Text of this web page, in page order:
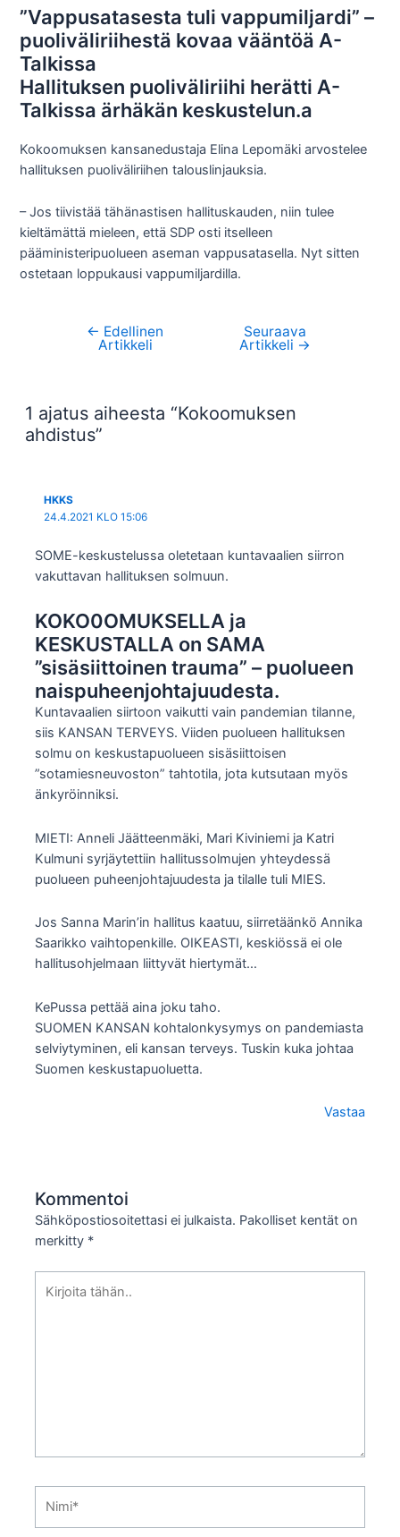
”Vappusatasesta tuli vappumiljardi” –
puoliväliriihestä kovaa vääntöä A-
Talkissa
Hallituksen puoliväliriihi herätti A-
Talkissa ärhäkän keskustelun.a
Kokoomuksen kansanedustaja Elina Lepomäki arvostelee
hallituksen puoliväliriihen talouslinjauksia.
– Jos tiivistää tähänastisen hallituskauden, niin tulee
kieltämättä mieleen, että SDP osti itselleen
pääministeripuolueen aseman vappusatasella. Nyt sitten
ostetaan loppukausi vappumiljardilla.
Artikkelien
← Edellinen
Artikkeli
Seuraava
Artikkeli →
1 ajatus aiheesta “Kokoomuksen
ahdistus”
HKKS
24.4.2021 KLO 15:06
SOME-keskustelussa oletetaan kuntavaalien siirron
vakuttavan hallituksen solmuun.
KOKO0OMUKSELLA ja
KESKUSTALLA on SAMA
”sisäsiittoinen trauma” – puolueen
naispuheenjohtajuudesta.
Kuntavaalien siirtoon vaikutti vain pandemian tilanne,
siis KANSAN TERVEYS. Viiden puolueen hallituksen
solmu on keskustapuolueen sisäsiittoisen
”sotamiesneuvoston” tahtotila, jota kutsutaan myös
änkyröinniksi.
MIETI: Anneli Jäätteenmäki, Mari Kiviniemi ja Katri
Kulmuni syrjäytettiin hallitussolmujen yhteydessä
puolueen puheenjohtajuudesta ja tilalle tuli MIES.
Jos Sanna Marin’in hallitus kaatuu, siirretäänkö Annika
Saarikko vaihtopenkille. OIKEASTI, keskiössä ei ole
hallitusohjelmaan liittyvät hiertymät…
KePussa pettää aina joku taho.
SUOMEN KANSAN kohtalonkysymys on pandemiasta
selviytyminen, eli kansan terveys. Tuskin kuka johtaa
Suomen keskustapuoluetta.
Vastaa
Kommentoi
Sähköpostiosoitettasi ei julkaista. Pakolliset kentät on
merkitty *
tähän..